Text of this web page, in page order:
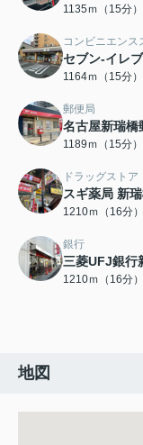
1135ｍ（15分）
コンビニエンス
セブン-イレ
1164ｍ（15分）
郵便局
名古屋新瑞橋
1189ｍ（15分）
ドラッグストア
スギ薬局 新
1210ｍ（16分）
銀行
三菱UFJ銀行
1210ｍ（16分）
地図